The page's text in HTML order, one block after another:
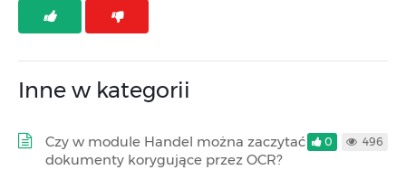
Inne w kategorii
Czy w module Handel można zaczytać
dokumenty korygujące przez OCR?
0 496